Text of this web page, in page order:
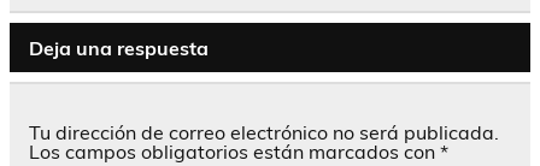
Deja una respuesta
Tu dirección de correo electrónico no será publicada.
Los campos obligatorios están marcados con *